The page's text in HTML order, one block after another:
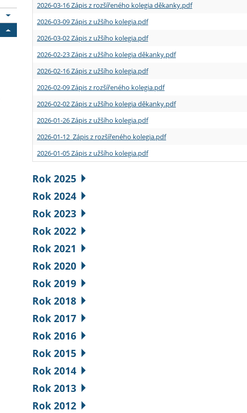
2026-03-16 Zápis z rozšířeného kolegia děkanky.pdf
2026-03-09 Zápis z užšího kolegia.pdf
2026-03-02 Zápis z užšího kolegia.pdf
2026-02-23 Zápis z užšího kolegia děkanky.pdf
2026-02-16 Zápis z užšího kolegia.pdf
2026-02-09 Zápis z rozšířeného kolegia.pdf
2026-02-02 Zápis z užšího kolegia děkanky.pdf
2026-01-26 Zápis z užšího kolegia.pdf
2026-01-12 Zápis z rozšířeného kolegia.pdf
2026-01-05 Zápis z užšího kolegia.pdf
Rok 2025
Rok 2024
Rok 2023
Rok 2022
Rok 2021
Rok 2020
Rok 2019
Rok 2018
Rok 2017
Rok 2016
Rok 2015
Rok 2014
Rok 2013
Rok 2012